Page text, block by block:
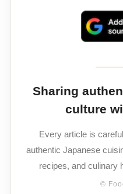
Sharing
culture
Every article is
authentic Japanese
recipes, and culinary
©